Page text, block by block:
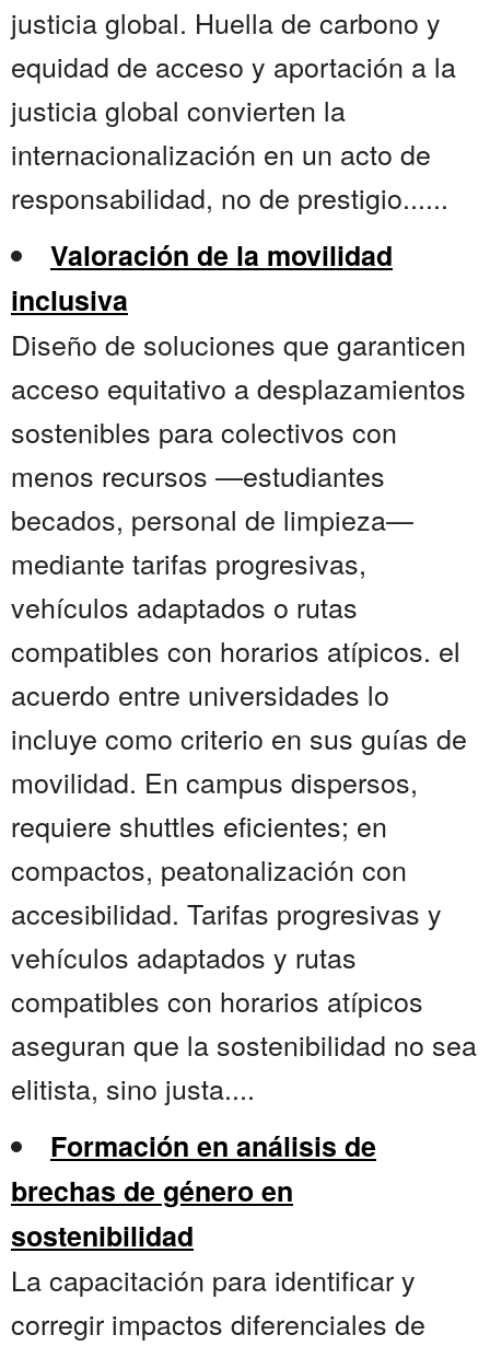
justicia global. Huella de carbono y
equidad de acceso y aportación a la
justicia global convierten la
internacionalización en un acto de
responsabilidad, no de prestigio......
Valoración de la movilidad
inclusiva
Diseño de soluciones que garanticen
acceso equitativo a desplazamientos
sostenibles para colectivos con
menos recursos —estudiantes
becados, personal de limpieza—
mediante tarifas progresivas,
vehículos adaptados o rutas
compatibles con horarios atípicos. el
acuerdo entre universidades lo
incluye como criterio en sus guías de
movilidad. En campus dispersos,
requiere shuttles eficientes; en
compactos, peatonalización con
accesibilidad. Tarifas progresivas y
vehículos adaptados y rutas
compatibles con horarios atípicos
aseguran que la sostenibilidad no sea
elitista, sino justa....
Formación en análisis de
brechas de género en
sostenibilidad
La capacitación para identificar y
corregir impactos diferenciales de